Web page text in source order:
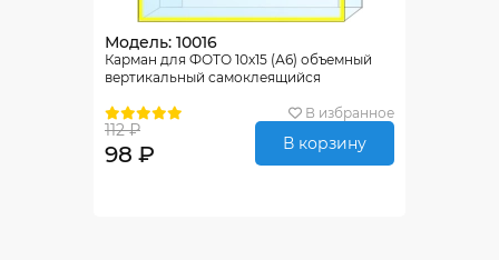
Модель: 10016
Карман для ФОТО 10х15 (А6) объемный
вертикальный самоклеящийся
В избранное
112 ₽
98 ₽ В корзину